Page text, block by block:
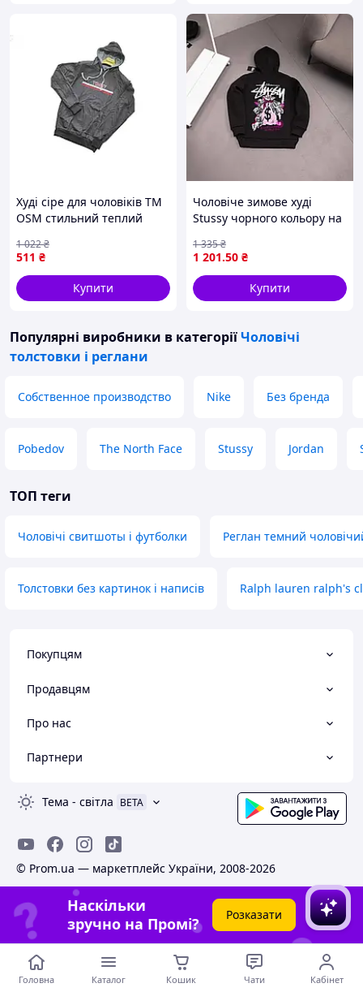
Худі сіре для чоловіків TM
OSM стильний теплий
носіння та відпочинку
511 ₴
1 022₴
Купити
Чоловіче зимове худі
Stussy чорного кольору на
принтом ART0067
1 201.50 ₴
1 335₴
Купити
Популярні виробники в категоріїЧоловічі
толстовки і реглани
Собственное производство Nike Без бренда
Pobedov The North Face Stussy Jordan
ТОП теги
Чоловічі свитшоты і футболки Реглан темний
Толстовки без картинок і написів Ralph lauren ralph's
Покупцям
Продавцям
Про нас
Партнери
Тема - світла BETA
© Prom.ua — маркетплейс України, 2008-2026
Наскільки
зручно на Промі?
Розказати
Головна Каталог Кошик Чати Кабінет